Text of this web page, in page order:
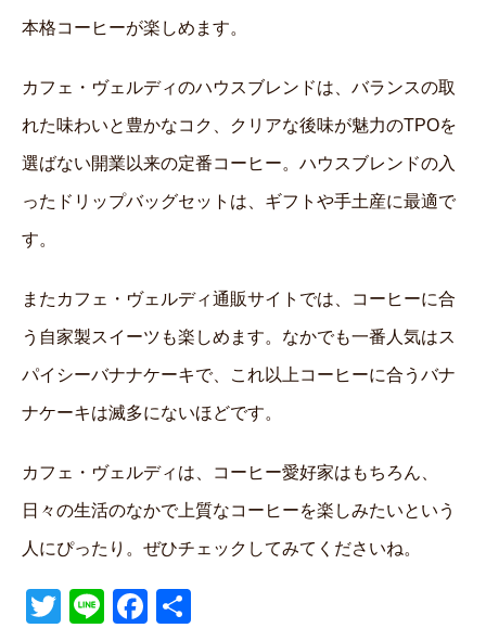
本格コーヒーが楽しめます。
カフェ・ヴェルディのハウスブレンドは、バランスの取
れた味わいと豊かなコク、クリアな後味が魅力のTPOを
選ばない開業以来の定番コーヒー。ハウスブレンドの入
ったドリップバッグセットは、ギフトや手土産に最適で
す。
またカフェ・ヴェルディ通販サイトでは、コーヒーに合
う自家製スイーツも楽しめます。なかでも一番人気はス
パイシーバナナケーキで、これ以上コーヒーに合うバナ
ナケーキは滅多にないほどです。
カフェ・ヴェルディは、コーヒー愛好家はもちろん、
日々の生活のなかで上質なコーヒーを楽しみたいという
人にぴったり。ぜひチェックしてみてくださいね。
T
Li
F